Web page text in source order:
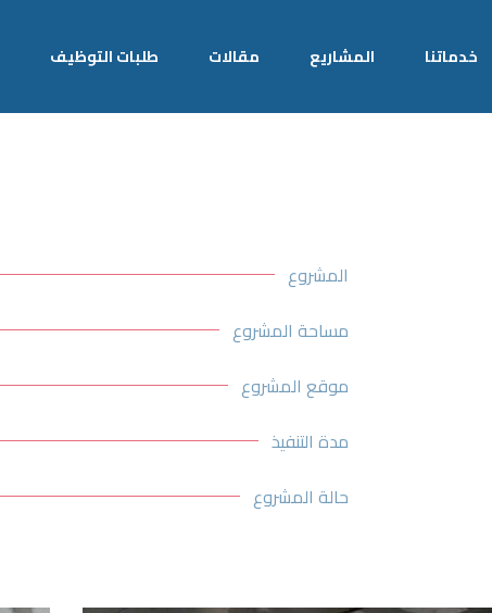
خدماتنا المشاریع مقالات طلبات التوظيف
المشروع
مساحة المشروع
موقع المشروع
مدة التنفيذ
حالة المشروع